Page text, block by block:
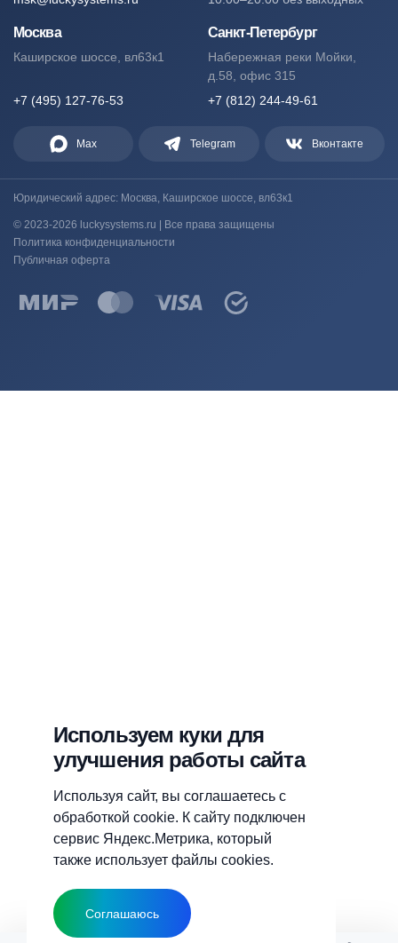
Москва
Каширское шоссе, вл63к1
+7 (495) 127-76-53
Санкт-Петербург
Набережная реки Мойки,
д.58, офис 315
+7 (812) 244-49-61
Max Telegram Вконтакте
Юридический адрес: Москва, Каширское шоссе, вл63к1
© 2023-2026 luckysystems.ru | Все права защищены
Политика конфиденциальности
Публичная оферта
Используем куки для
улучшения работы сайта
Используя сайт, вы соглашаетесь с
обработкой cookie. К сайту подключен
сервис Яндекс.Метрика, который
также использует файлы cookies.
Соглашаюсь